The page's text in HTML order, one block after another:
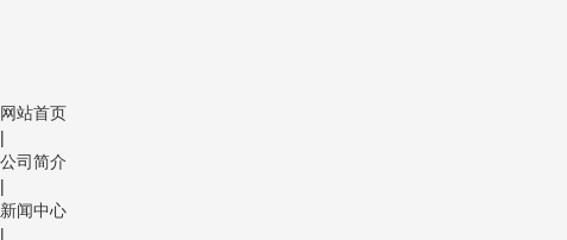
网站首页
|
公司简介
|
新闻中心
|